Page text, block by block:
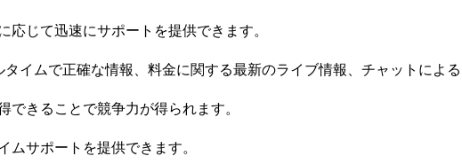
じて迅速にサポートを提供できます。
イムで正確な情報、料金に関する最新のライブ情報、チャットによる
きることで競争力が得られます。
ムサポートを提供できます。